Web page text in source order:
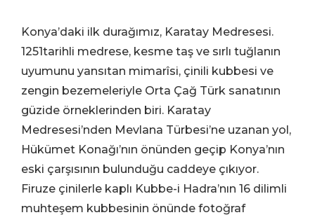
Konya’daki ilk durağımız, Karatay Medresesi.
1251tarihli medrese, kesme taş ve sırlı tuğlanın
uyumunu yansıtan mimarîsi, çinili kubbesi ve
zengin bezemeleriyle Orta Çağ Türk sanatının
güzide örneklerinden biri. Karatay
Medresesi’nden Mevlana Türbesi’ne uzanan yol,
Hükümet Konağı’nın önünden geçip Konya’nın
eski çarşısının bulunduğu caddeye çıkıyor.
Firuze çinilerle kaplı Kubbe-i Hadra’nın 16 dilimli
muhteşem kubbesinin önünde fotoğraf